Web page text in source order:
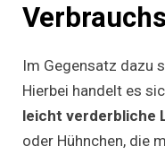
Im Gegensatz dazu
Hierbei handelt es
leicht verderbliche
oder Hühnchen, die